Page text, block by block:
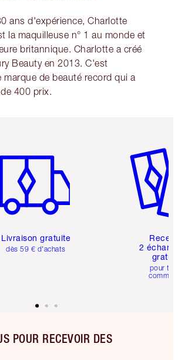
ans d'expérience, Charlotte
la maquilleuse n° 1 au monde et
britannique. Charlotte a créé
Beauty en 2013. C'est
marque de beauté record qui a
400 prix.
Livraison gratuite
dès 59 € d'achats
2
pour
POUR RECEVOIR DES